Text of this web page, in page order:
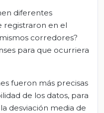
diferentes
registraron en el
corredores?
para que ocurriera
fueron más precisas
de los datos, para
desviación media de